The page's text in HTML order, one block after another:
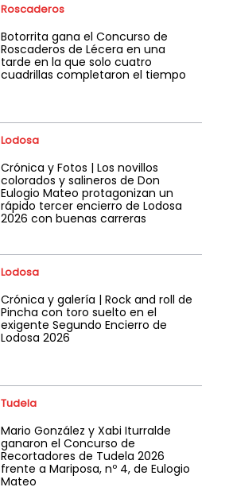
Roscaderos
Botorrita gana el Concurso de
Roscaderos de Lécera en una
tarde en la que solo cuatro
cuadrillas completaron el tiempo
Lodosa
Crónica y Fotos | Los novillos
colorados y salineros de Don
Eulogio Mateo protagonizan un
rápido tercer encierro de Lodosa
2026 con buenas carreras
Lodosa
Crónica y galería | Rock and roll de
Pincha con toro suelto en el
exigente Segundo Encierro de
Lodosa 2026
Tudela
Mario González y Xabi Iturralde
ganaron el Concurso de
Recortadores de Tudela 2026
frente a Mariposa, nº 4, de Eulogio
Mateo